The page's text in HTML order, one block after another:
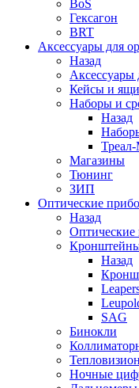
BoS
Гексагон
BRT
Аксессуары для
Назад
Аксессуары
Кейсы и
Наборы и
Назад
Магазины
Тюнинг
ЗИП
Оптические
Назад
Оптические
Назад
SAG
Бинокли
Ночные